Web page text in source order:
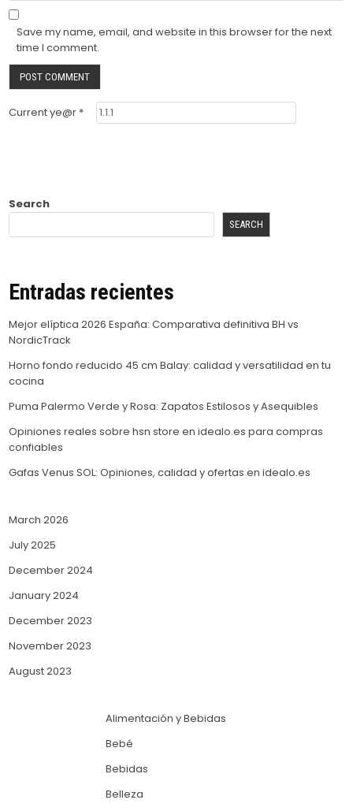
Save my name, email, and website in this browser for the next
time I comment.
Current ye@r *
Search
SEARCH
Entradas recientes
Mejor elíptica 2026 España: Comparativa definitiva BH vs
NordicTrack
Horno fondo reducido 45 cm Balay: calidad y versatilidad en tu
cocina
Puma Palermo Verde y Rosa: Zapatos Estilosos y Asequibles
Opiniones reales sobre hsn store en idealo.es para compras
confiables
Gafas Venus SOL: Opiniones, calidad y ofertas en idealo.es
March 2026
July 2025
December 2024
January 2024
December 2023
November 2023
August 2023
Alimentación y Bebidas
Bebé
Bebidas
Belleza